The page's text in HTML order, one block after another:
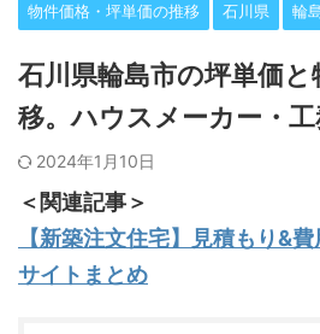
物件価格・坪単価の推移 石川県 輪
石川県輪島市の坪単価
移。ハウスメーカー・
2024年1月10日
＜関連記事＞
【新築注文住宅】見積もり&
サイトまとめ